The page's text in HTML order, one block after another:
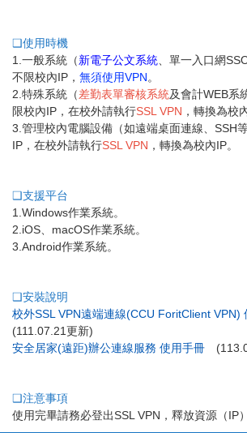
使用時機
1.一般系統（新電子公文系統 、單一入口網
不限校內IP， 無須使用VPN。
2.特殊系統（差勤表單審核系統及會計WEB系
限校內IP，在校外請執行SSL VPN ，轉換為校
3.管理校內電腦設備（如遠端桌面連線、SSH
IP，在校外請執行SSL VPN ，轉換為校內IP。
支援平台
1.Windows作業系統。
2.iOS、macOS作業系統。
3.Android作業系統。
安裝說明
校外SSL VPN遠端連線(CCU ForitClient VPN)
(111.07.21更新)
安全居家(遠距)辦公連線服務 使用手冊
注意事項
使用完畢請務必登出SSL VPN，釋放資源（IP